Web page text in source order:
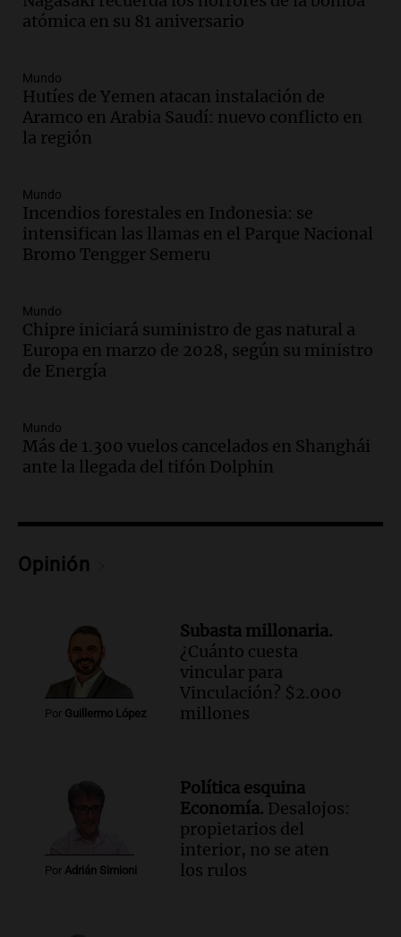
Audio.La historia de la servilleta que
firmó Jorge Messi para el primer
Episodios
Audio.Joan Gaspart: "Sin Jorge, no sé si
Messi hubiera llegado adonde llegó"
Audio. El orgullo y el sueño argentino de
Jorge Messi en una entrevista con Rony
Vargas en 2007
Audio.El abuelo de Agostina Vega, tras
las nuevas detenciones: "En esa casa
todos tenían algo que ver"
Audio.
Una nutricionista derribó el mito
del desayuno ideal: qué alimentos
conviene priorizar
Audio.Mateo, a los 25 años, lucha
contra el tiempo: necesita un trasplante
para poder seguir viviend
Una mañana para todos
de julio será menor al 2,9% registrado
en CABA
Una mañana para todos
Audio.Altas Cumbres: rescataron a una
atómica en su 81 aniversario
Mundo
Hutíes de Yemen atacan instalación de
Aramco en Arabia Saudí: nuevo conflicto en
la región
Mundo
Incendios forestales en Indonesia: se
intensifican las llamas en el Parque Nacional
Bromo Tengger Semeru
Mundo
Chipre iniciará suministro de gas natural a
Europa en marzo de 2028, según su ministro
de Energía
Mundo
Más de 1.300 vuelos cancelados en Shanghái
ante la llegada del tifón Dolphin
Opinión
Por Guillermo López
Subasta millonaria.
¿Cuánto cuesta
vincular para
Vinculación? $2.000
millones
Por Adrián Simioni
Política esquina
Economía. Desalojos:
propietarios del
interior, no se aten
los rulos